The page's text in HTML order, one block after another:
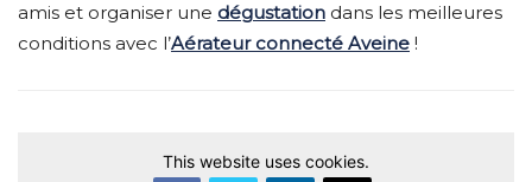
amis et organiser une dégustation dans les meilleures
conditions avec l’Aérateur connecté Aveine !
This website uses cookies.